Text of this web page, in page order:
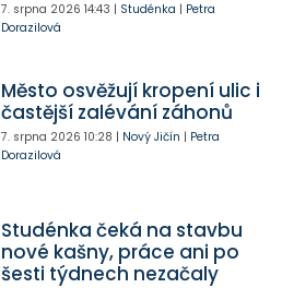
7. srpna 2026 14:43 | Studénka | Petra
Dorazilová
Město osvěžují kropení ulic i
častější zalévání záhonů
7. srpna 2026 10:28 | Nový Jičín | Petra
Dorazilová
Studénka čeká na stavbu
nové kašny, práce ani po
šesti týdnech nezačaly